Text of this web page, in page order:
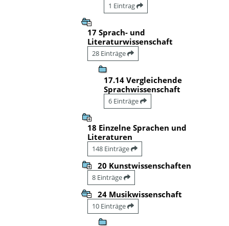
1 Eintrag
17 Sprach- und
Literaturwissenschaft
28 Einträge
17.14 Vergleichende
Sprachwissenschaft
6 Einträge
18 Einzelne Sprachen und
Literaturen
148 Einträge
20 Kunstwissenschaften
8 Einträge
24 Musikwissenschaft
10 Einträge